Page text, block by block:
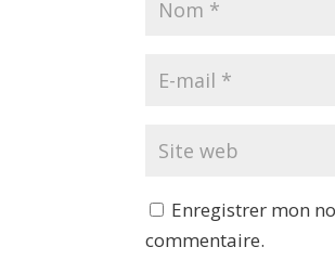
Enregistrer mon
commentaire.